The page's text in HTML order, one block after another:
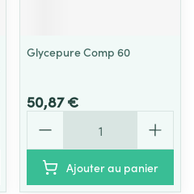
Glycepure Comp 60
50,87 €
Ajouter au panier